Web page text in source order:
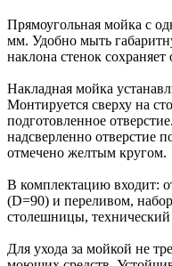
Прямоугольная мойка с
мм. Удобно мыть
наклона стенок
Накладная мойка
Монтируется сверху на
подготовленное
надсверленно отверстие
отмечено желтым кругом.
В комплектацию входит:
(D=90) и переливом,
столешницы,
Для ухода за мойкой не